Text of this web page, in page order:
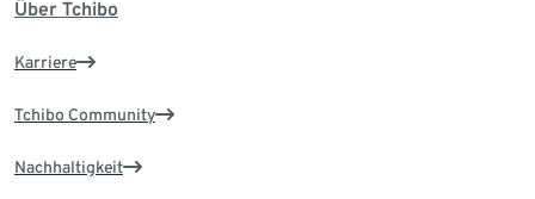
Über Tchibo
Karriere
Tchibo Community
Nachhaltigkeit